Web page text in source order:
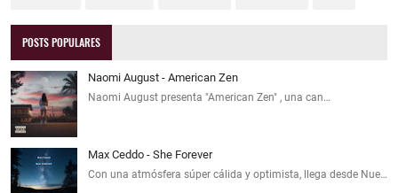
POSTS POPULARES
Naomi August - American Zen
Naomi August presenta "American Zen" , una can…
Max Ceddo - She Forever
Con una atmósfera súper cálida y optimista, llega desde Nue…